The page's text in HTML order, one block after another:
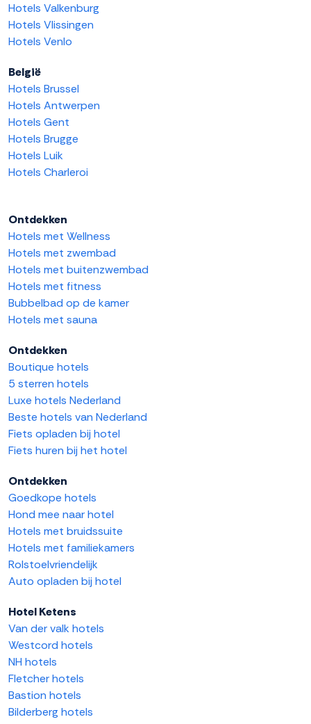
Hotels Valkenburg
Hotels Vlissingen
Hotels Venlo
België
Hotels Brussel
Hotels Antwerpen
Hotels Gent
Hotels Brugge
Hotels Luik
Hotels Charleroi
Ontdekken
Hotels met Wellness
Hotels met zwembad
Hotels met buitenzwembad
Hotels met fitness
Bubbelbad op de kamer
Hotels met sauna
Ontdekken
Boutique hotels
5 sterren hotels
Luxe hotels Nederland
Beste hotels van Nederland
Fiets opladen bij hotel
Fiets huren bij het hotel
Ontdekken
Goedkope hotels
Hond mee naar hotel
Hotels met bruidssuite
Hotels met familiekamers
Rolstoelvriendelijk
Auto opladen bij hotel
Hotel Ketens
Van der valk hotels
Westcord hotels
NH hotels
Fletcher hotels
Bastion hotels
Bilderberg hotels